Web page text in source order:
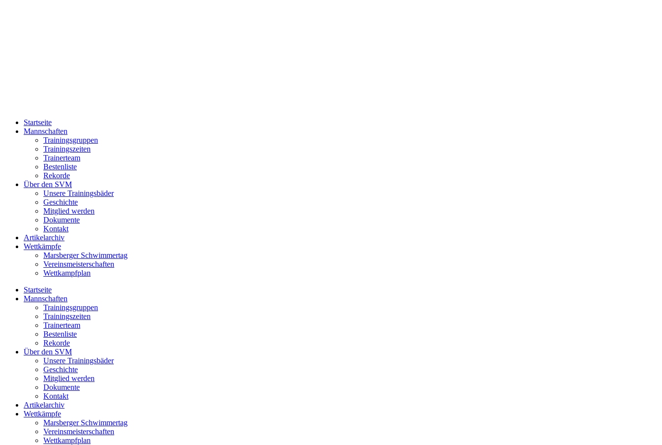
Startseite
Mannschaften
Trainingsgruppen
Trainingszeiten
Trainerteam
Bestenliste
Rekorde
Über den SVM
Unsere Trainingsbäder
Geschichte
Mitglied werden
Dokumente
Kontakt
Artikelarchiv
Wettkämpfe
Marsberger Schwimmertag
Vereinsmeisterschaften
Wettkampfplan
Startseite
Mannschaften
Trainingsgruppen
Trainingszeiten
Trainerteam
Bestenliste
Rekorde
Über den SVM
Unsere Trainingsbäder
Geschichte
Mitglied werden
Dokumente
Kontakt
Artikelarchiv
Wettkämpfe
Marsberger Schwimmertag
Vereinsmeisterschaften
Wettkampfplan